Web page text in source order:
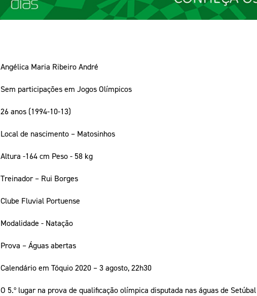
Angélica Maria Ribeiro André
Sem participações em Jogos Olímpicos
26 anos (1994-10-13)
Local de nascimento – Matosinhos
Altura -164 cm Peso - 58 kg
Treinador – Rui Borges
Clube Fluvial Portuense
Modalidade - Natação
Prova – Águas abertas
Calendário em Tóquio 2020 – 3 agosto, 22h30
O 5.º lugar na prova de qualificação olímpica disputada nas águas de